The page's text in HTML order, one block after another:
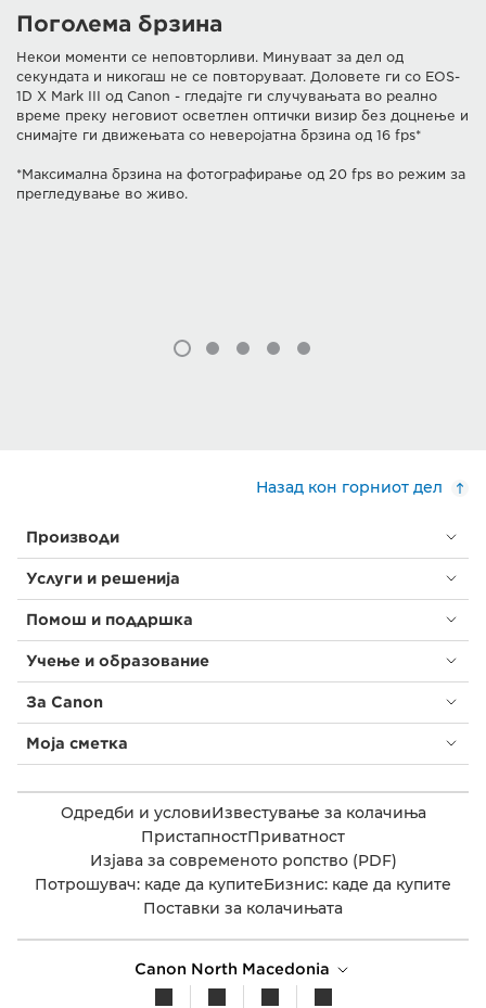
Поголема брзина
Некои моменти се неповторливи. Минуваат за дел од
секундата и никогаш не се повторуваат. Доловете ги со EOS-
1D X Mark III од Canon - гледајте ги случувањата во реално
време преку неговиот осветлен оптички визир без доцнење и
снимајте ги движењата со неверојатна брзина од 16 fps*
*Максимална брзина на фотографирање од 20 fps во режим за
прегледување во живо.
Назад кон горниот дел
Производи
Услуги и решенија
Помош и поддршка
Учење и образование
За Canon
Моја сметка
Одредби и условиИзвестување за колачиња
ПристапностПриватност
Изјава за современото ропство (PDF)
Потрошувач: каде да купитеБизнис: каде да купите
Поставки за колачињата
Canon North Macedonia​